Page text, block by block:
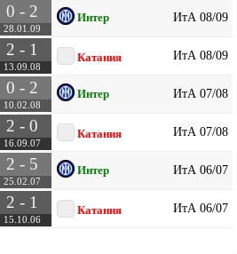
0 - 2
28.01.09
Интер ИтА 08/09
2 - 1
13.09.08
Катания ИтА 08/09
0 - 2
10.02.08
Интер ИтА 07/08
2 - 0
16.09.07
Катания ИтА 07/08
2 - 5
25.02.07
Интер ИтА 06/07
2 - 1
15.10.06
Катания ИтА 06/07